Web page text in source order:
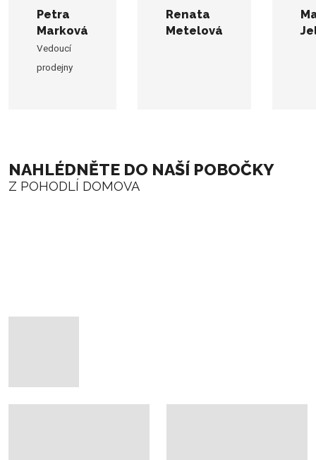
Petra
Marková
Vedoucí
prodejny
Renata
Metelová
NAHLÉDNĚTE DO NAŠÍ POBOČKY
Z POHODLÍ DOMOVA